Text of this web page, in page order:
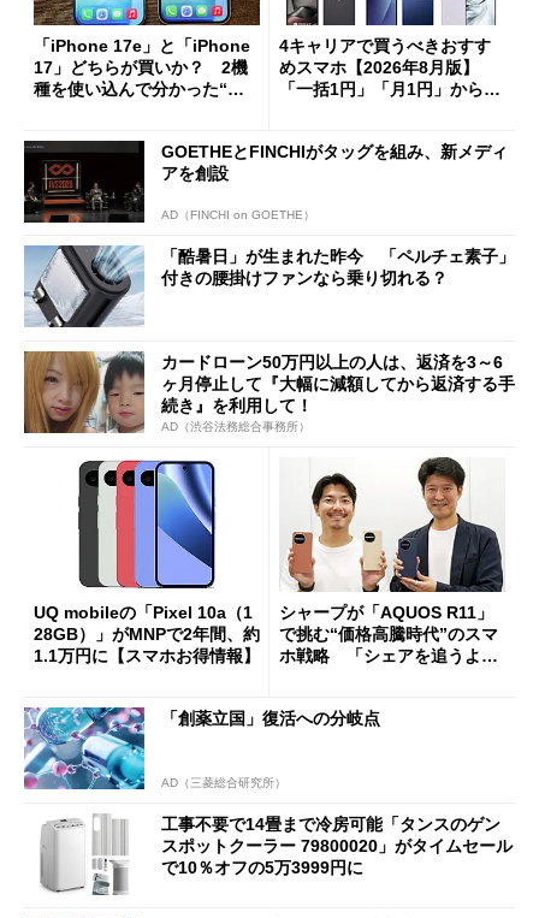
「iPhone 17e」と「iPhone
17」どちらが買いか？ 2機
種を使い込んで分かった“ス
4キャリアで買うべきおすす
めスマホ【2026年8月版】
「一括1円」「月1円」からお
GOETHEとFINCHIがタッグを組み、新メディ
アを創設
AD（FINCHI on GOETHE）
「酷暑日」が生まれた昨今 「ペルチェ素子」
付きの腰掛けファンなら乗り切れる？
カードローン50万円以上の人は、返済を3～6
ヶ月停止して『大幅に減額してから返済する手
続き』を利用して！
AD（渋谷法務総合事務所）
UQ mobileの「Pixel 10a（1
28GB）」がMNPで2年間、約
1.1万円に【スマホお得情報】
シャープが「AQUOS R11」
で挑む“価格高騰時代”のスマ
ホ戦略 「シェアを追うより
「創薬立国」復活への分岐点
AD（三菱総合研究所）
工事不要で14畳まで冷房可能「タンスのゲン
スポットクーラー 79800020」がタイムセール
で10％オフの5万3999円に